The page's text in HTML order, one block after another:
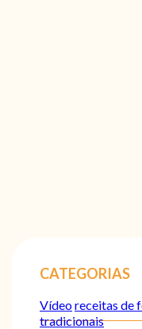
CATEGORIAS
Vídeoreceitas de
tradicionais